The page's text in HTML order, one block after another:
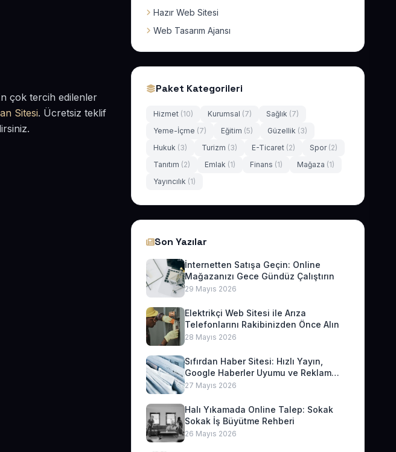
çok tercih edilenler
Sitesi. Ücretsiz teklif
Hazır Web Sitesi
Web Tasarım Ajansı
Paket Kategorileri
Hizmet (10) Kurumsal (7) Sağlık (7)
Yeme-İçme (7) Eğitim (5) Güzellik (3)
Hukuk (3) Turizm (3) E-Ticaret (2) Spor (2)
Tanıtım (2) Emlak (1) Finans (1) Mağaza (1)
Yayıncılık (1)
Son Yazılar
İnternetten Satışa Geçin: Online
Mağazanızı Gece Gündüz Çalıştırın
29 Mayıs 2026
Elektrikçi Web Sitesi ile Arıza
Telefonlarını Rakibinizden Önce Alın
28 Mayıs 2026
Sıfırdan Haber Sitesi: Hızlı Yayın,
Google Haberler Uyumu ve Reklam
Geliri
27 Mayıs 2026
Halı Yıkamada Online Talep: Sokak
Sokak İş Büyütme Rehberi
26 Mayıs 2026